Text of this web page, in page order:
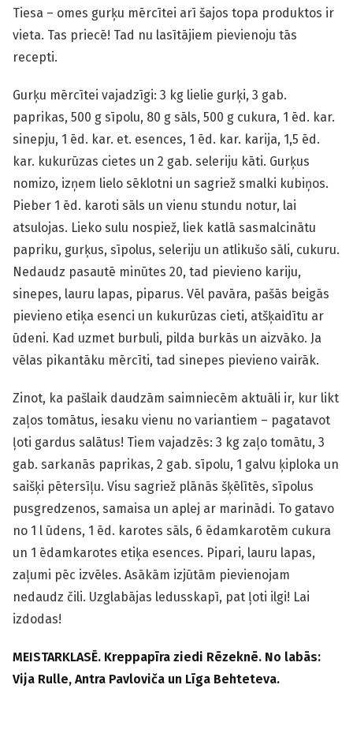
Tiesa – omes gurķu mērcītei arī šajos topa produktos ir
vieta. Tas priecē! Tad nu lasītājiem pievienoju tās
recepti.
Gurķu mērcītei vajadzīgi: 3 kg lielie gurķi, 3 gab.
paprikas, 500 g sīpolu, 80 g sāls, 500 g cukura, 1 ēd. kar.
sinepju, 1 ēd. kar. et. esences, 1 ēd. kar. karija, 1,5 ēd.
kar. kukurūzas cietes un 2 gab. seleriju kāti. Gurķus
nomizo, izņem lielo sēklotni un sagriež smalki kubiņos.
Pieber 1 ēd. karoti sāls un vienu stundu notur, lai
atsulojas. Lieko sulu nospiež, liek katlā sasmalcinātu
papriku, gurķus, sīpolus, seleriju un atlikušo sāli, cukuru.
Nedaudz pasautē minūtes 20, tad pievieno kariju,
sinepes, lauru lapas, piparus. Vēl pavāra, pašās beigās
pievieno etiķa esenci un kukurūzas cieti, atšķaidītu ar
ūdeni. Kad uzmet burbuli, pilda burkās un aizvāko. Ja
vēlas pikantāku mērcīti, tad sinepes pievieno vairāk.
Zinot, ka pašlaik daudzām saimniecēm aktuāli ir, kur likt
zaļos tomātus, iesaku vienu no variantiem – pagatavot
ļoti gardus salātus! Tiem vajadzēs: 3 kg zaļo tomātu, 3
gab. sarkanās paprikas, 2 gab. sīpolu, 1 galvu ķiploka un
saišķi pētersīļu. Visu sagriež plānās šķēlītēs, sīpolus
pusgredzenos, samaisa un aplej ar marinādi. To gatavo
no 1 l ūdens, 1 ēd. karotes sāls, 6 ēdamkarotēm cukura
un 1 ēdamkarotes etiķa esences. Pipari, lauru lapas,
zaļumi pēc izvēles. Asākām izjūtām pievienojam
nedaudz čili. Uzglabājas ledusskapī, pat ļoti ilgi! Lai
izdodas!
MEISTARKLASĒ. Kreppapīra ziedi Rēzeknē. No labās:
Vija Rulle, Antra Pavloviča un Līga Behteteva.